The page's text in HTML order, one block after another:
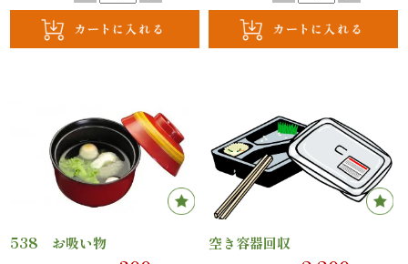
ブ
司
一
品・
538 お吸い物 空き容器回収